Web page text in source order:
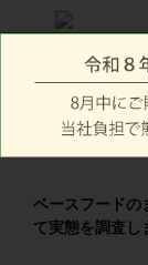
ベースフードの
て実態を調査し